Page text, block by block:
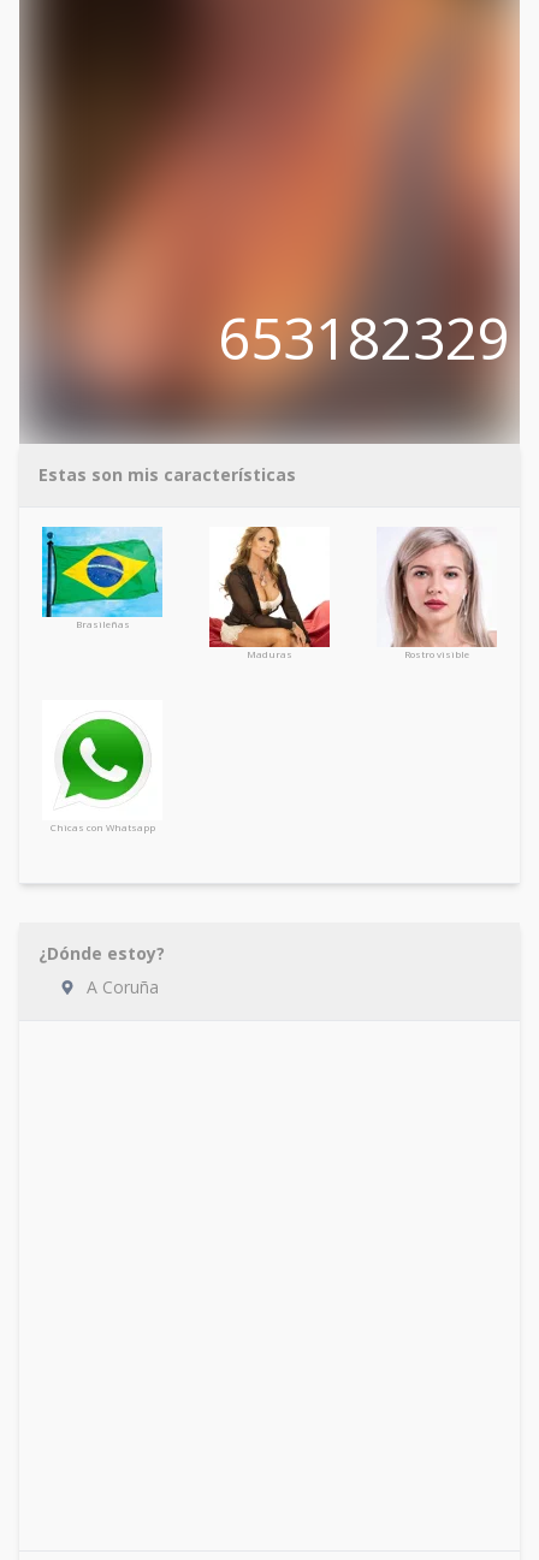
653182329
Estas son mis características
Brasileñas
Maduras Rostro visible
Chicas con Whatsapp
¿Dónde estoy?
A Coruña